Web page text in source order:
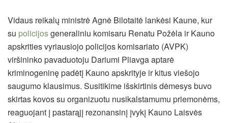
Vidaus reikalų ministrė Agnė Bilotaitė lankėsi Kaune, kur
su policijosgeneraliniu komisaru Renatu Požėla ir Kauno
apskrities vyriausiojo policijos komisariato (AVPK)
viršininko pavaduotoju Dariumi Pliavga aptarė
kriminogeninę padėtį Kauno apskrityje ir kitus viešojo
saugumo klausimus. Susitikime išskirtinis dėmesys buvo
skirtas kovos su organizuotu nusikalstamumu priemonėms,
reaguojant į pastarąjį rezonansinį įvykį Kauno Laisvės